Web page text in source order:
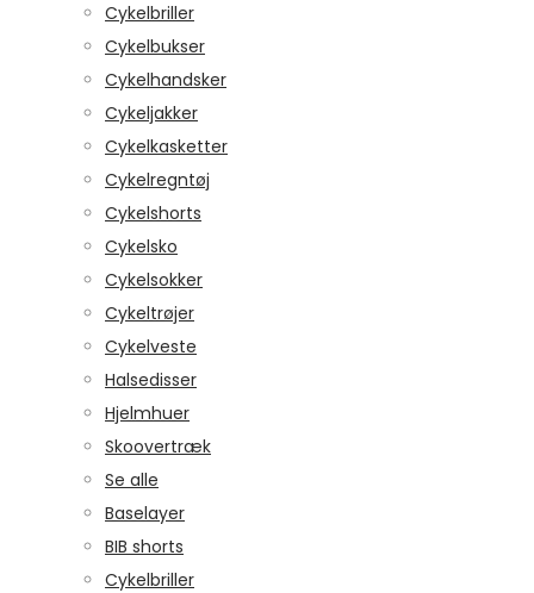
Cykelbriller
Cykelbukser
Cykelhandsker
Cykeljakker
Cykelkasketter
Cykelregntøj
Cykelshorts
Cykelsko
Cykelsokker
Cykeltrøjer
Cykelveste
Halsedisser
Hjelmhuer
Skoovertræk
Se alle
Baselayer
BIB shorts
Cykelbriller